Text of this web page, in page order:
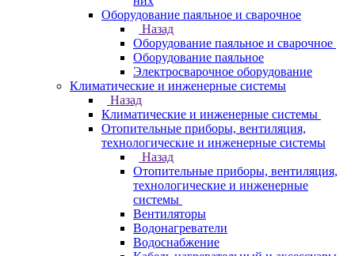
Оборудование паяльное и сварочное
Назад
Оборудование паяльное и сварочное
Оборудование паяльное
Электросварочное оборудование
Климатические и инженерные системы
Назад
Климатические и инженерные системы
Отопительные приборы, вентиляция,
технологические и инженерные системы
Назад
Отопительные приборы, вентиляция,
технологические и инженерные
системы
Вентиляторы
Водонагреватели
Водоснабжение